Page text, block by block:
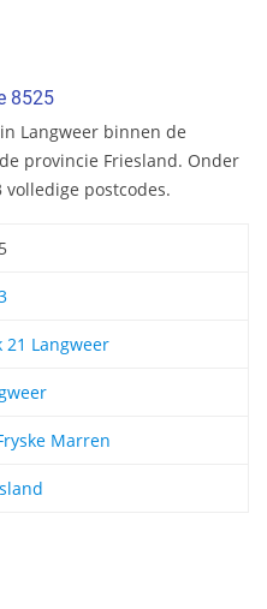
8525
Langweer binnen de
provincie Friesland. Onder
postcodes.
21 Langweer
Marren